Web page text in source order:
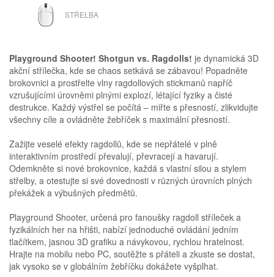
MYŠ
STŘELBA
Playground Shooter! Shotgun vs. Ragdolls! je dynamická 3D
akční střílečka, kde se chaos setkává se zábavou! Popadněte
brokovnici a prostřelte vlny ragdollových stickmanů napříč
vzrušujícími úrovněmi plnými explozí, létající fyziky a čisté
destrukce. Každý výstřel se počítá – miřte s přesností, zlikvidujte
všechny cíle a ovládněte žebříček s maximální přesností.
Zažijte veselé efekty ragdollů, kde se nepřátelé v plně
interaktivním prostředí převalují, převracejí a havarují.
Odemkněte si nové brokovnice, každá s vlastní silou a stylem
střelby, a otestujte si své dovednosti v různých úrovních plných
překážek a výbušných předmětů.
Playground Shooter, určená pro fanoušky ragdoll stříleček a
fyzikálních her na hřišti, nabízí jednoduché ovládání jedním
tlačítkem, jasnou 3D grafiku a návykovou, rychlou hratelnost.
Hrajte na mobilu nebo PC, soutěžte s přáteli a zkuste se dostat,
jak vysoko se v globálním žebříčku dokážete vyšplhat.